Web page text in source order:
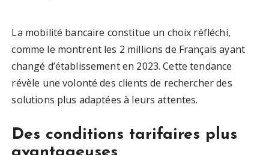
La mobilité bancaire constitue un choix réfléchi,
comme le montrent les 2 millions de Français ayant
changé d’établissement en 2023. Cette tendance
révèle une volonté des clients de rechercher des
solutions plus adaptées à leurs attentes.
Des conditions tarifaires plus